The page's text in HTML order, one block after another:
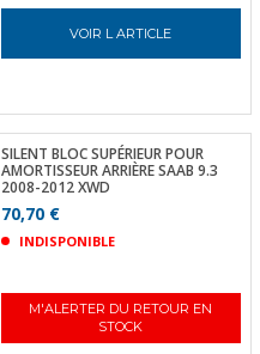
VOIR L ARTICLE
SILENT BLOC SUPÉRIEUR POUR
AMORTISSEUR ARRIÈRE SAAB 9.3
2008-2012 XWD
70,70 €
INDISPONIBLE
M'ALERTER DU RETOUR EN
STOCK